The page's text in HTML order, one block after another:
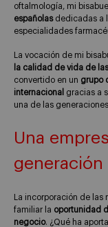
oftalmología, mi
españolasdedicadas a
especialidades
La vocación de mi
la calidad de vida de
convertido en un grupo
internacional gracias a
una de las
Una
generación
La incorporación de
familiar la oportunidad
negocio. ¿Qué ha